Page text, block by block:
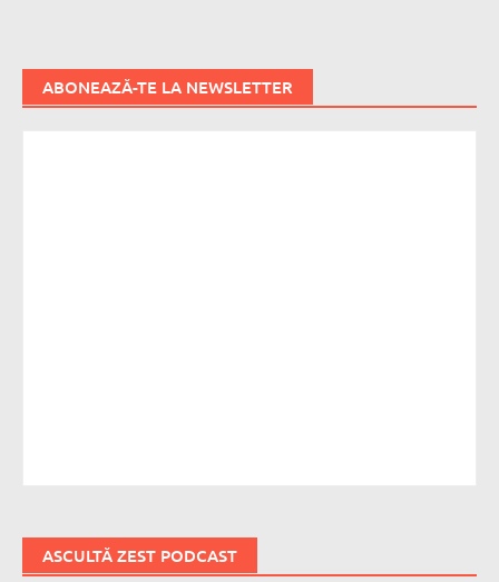
ABONEAZĂ-TE LA NEWSLETTER
ASCULTĂ ZEST PODCAST